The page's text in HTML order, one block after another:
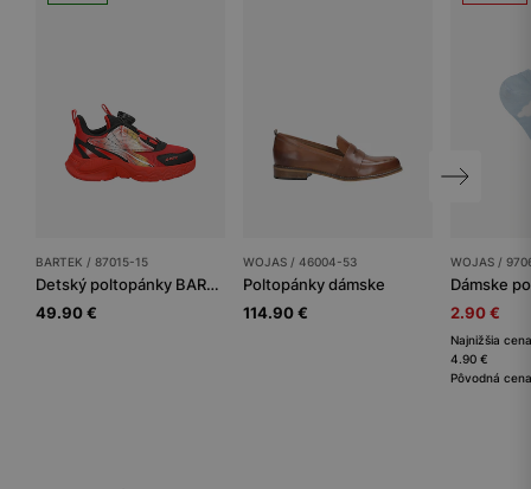
BARTEK / 87015-15
Detský poltopánky BARTEK
49.90 €
WOJAS / 46004-53
Poltopánky dámske
114.90 €
WOJAS /
Dámske
2.90 €
Najnižšia
4.90 €
Pôvodná